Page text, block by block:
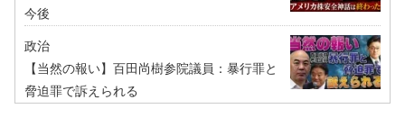
今後
政治
【当然の報い】百田尚樹参院議員：暴行罪と
脅迫罪で訴えられる